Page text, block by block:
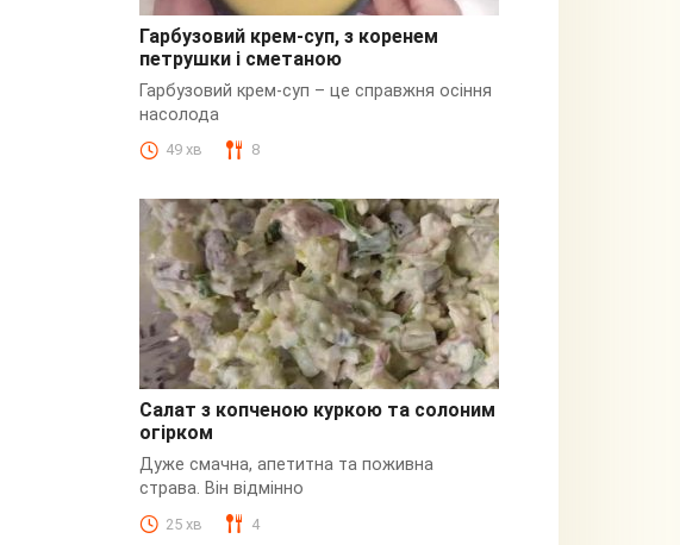
Гарбузовий
Гарбузовий крем-суп, з коренем
петрушки і сметаною
Гарбузовий крем-суп – це справжня осіння
насолода
49 хв 8
З куркою
Салат з копченою куркою та солоним
огірком
Дуже смачна, апетитна та поживна
страва. Він відмінно
25 хв 4